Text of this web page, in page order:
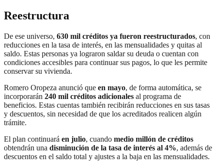
Reestructura
De ese universo, 630 mil créditos ya fueron reestructurados, con
reducciones en la tasa de interés, en las mensualidades y quitas al
saldo. Estas personas ya lograron saldar su deuda o cuentan con
condiciones accesibles para continuar sus pagos, lo que les permite
conservar su vivienda.
Romero Oropeza anunció que en mayo, de forma automática, se
incorporarán 240 mil créditos adicionales al programa de
beneficios. Estas cuentas también recibirán reducciones en sus tasas
y descuentos, sin necesidad de que los acreditados realicen algún
trámite.
El plan continuará en julio, cuando medio millón de créditos
obtendrán una disminución de la tasa de interés al 4%, además de
descuentos en el saldo total y ajustes a la baja en las mensualidades.